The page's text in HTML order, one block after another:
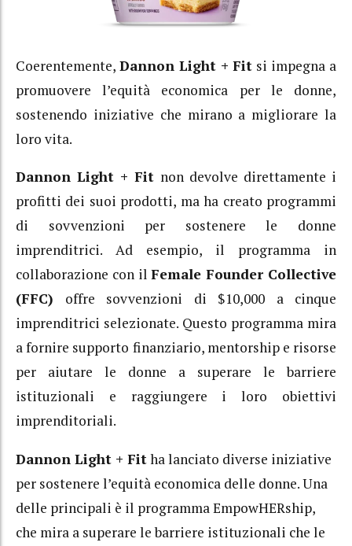
Coerentemente, Dannon Light + Fit si impegna a
promuovere l’equità economica per le donne,
sostenendo iniziative che mirano a migliorare la
loro vita.
Dannon Light + Fit non devolve direttamente i
profitti dei suoi prodotti, ma ha creato programmi
di sovvenzioni per sostenere le donne
imprenditrici. Ad esempio, il programma in
collaborazione con ilFemale Founder Collective
(FFC) offre sovvenzioni di $10,000 a cinque
imprenditrici selezionate. Questo programma mira
a fornire supporto finanziario, mentorship e risorse
per aiutare le donne a superare le barriere
istituzionali e raggiungere i loro obiettivi
imprenditoriali.
Dannon Light + Fitha lanciato diverse iniziative
per sostenere l’equità economica delle donne. Una
delle principali è il programma EmpowHERship,
che mira a superare le barriere istituzionali che le